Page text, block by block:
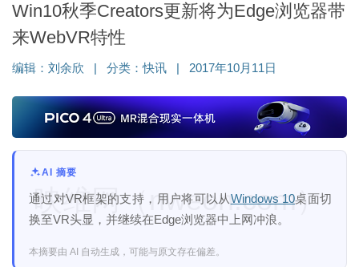
Win10秋季Creators更新将为Edge浏览器带
来WebVR特性
编辑： 刘余欣 分类：快讯 2017年10月11日
AI 摘要
通过对VR框架的支持，用户将可以从Windows 10桌面切
换至VR头显，并继续在Edge浏览器中上网冲浪。
本摘要由 AI 自动生成，可能与原文存在偏差。
映维网（nweon.com）